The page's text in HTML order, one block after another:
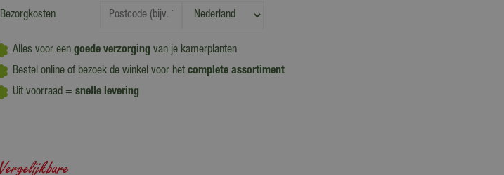
Bezorgkosten
Alles voor een goede verzorging van je kamerplanten
Bestel online of bezoek de winkel voor het complete assortiment
Uit voorraad = snelle levering